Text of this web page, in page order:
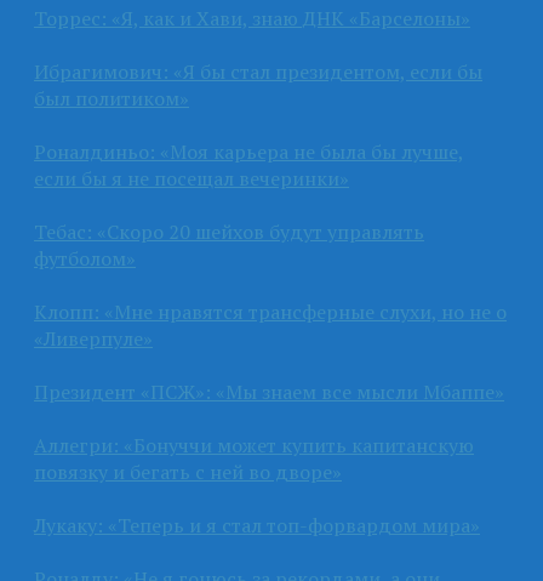
Торрес: «Я, как и Хави, знаю ДНК «Барселоны»
Ибрагимович: «Я бы стал президентом, если бы
был политиком»
Роналдиньо: «Моя карьера не была бы лучше,
если бы я не посещал вечеринки»
Тебас: «Скоро 20 шейхов будут управлять
футболом»
Клопп: «Мне нравятся трансферные слухи, но не о
«Ливерпуле»
Президент «ПСЖ»: «Мы знаем все мысли Мбаппе»
Аллегри: «Бонуччи может купить капитанскую
повязку и бегать с ней во дворе»
Лукаку: «Теперь и я стал топ-форвардом мира»